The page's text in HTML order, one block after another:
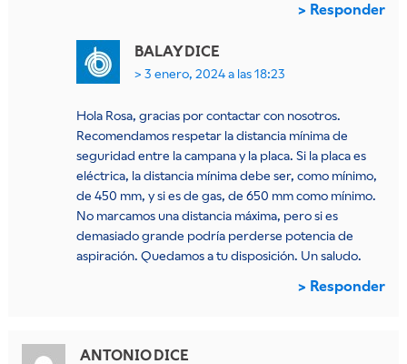
Responder
BALAY DICE
3 enero, 2024 a las 18:23
Hola Rosa, gracias por contactar con nosotros.
Recomendamos respetar la distancia mínima de
seguridad entre la campana y la placa. Si la placa es
eléctrica, la distancia mínima debe ser, como mínimo,
de 450 mm, y si es de gas, de 650 mm como mínimo.
No marcamos una distancia máxima, pero si es
demasiado grande podría perderse potencia de
aspiración. Quedamos a tu disposición. Un saludo.
Responder
ANTONIO DICE